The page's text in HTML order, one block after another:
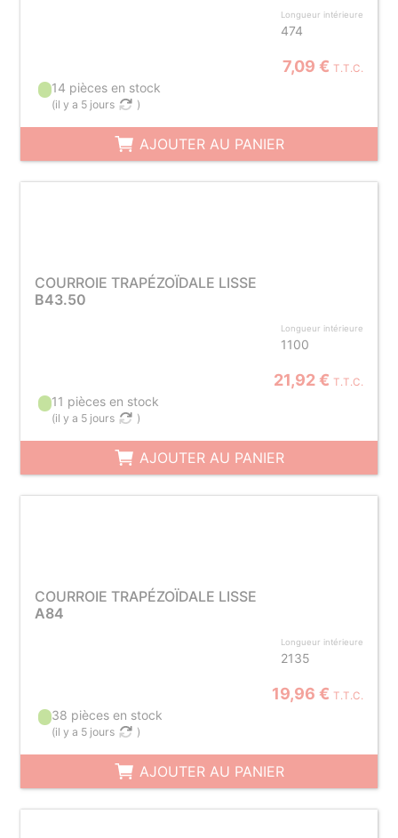
Longueur intérieure
474
7,09 € T.T.C.
14 pièces en stock
(il y a 5 jours )
AJOUTER AU PANIER
COURROIE TRAPÉZOÏDALE LISSE
B43.50
Longueur intérieure
1100
21,92 € T.T.C.
11 pièces en stock
(il y a 5 jours )
AJOUTER AU PANIER
COURROIE TRAPÉZOÏDALE LISSE
A84
Longueur intérieure
2135
19,96 € T.T.C.
38 pièces en stock
(il y a 5 jours )
AJOUTER AU PANIER